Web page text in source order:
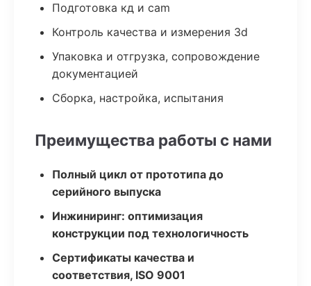
Подготовка кд и cam
Контроль качества и измерения 3d
Упаковка и отгрузка, сопровождение
документацией
Сборка, настройка, испытания
Преимущества работы с нами
Полный цикл от прототипа до
серийного выпуска
Инжиниринг: оптимизация
конструкции под технологичность
Сертификаты качества и
соответствия, ISO 9001